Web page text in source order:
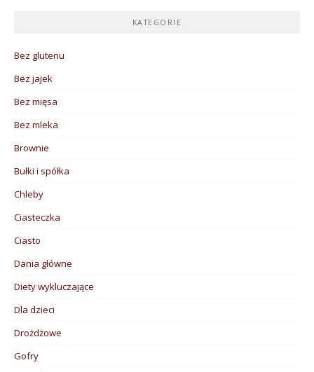
KATEGORIE
Bez glutenu
Bez jajek
Bez mięsa
Bez mleka
Brownie
Bułki i spółka
Chleby
Ciasteczka
Ciasto
Dania główne
Diety wykluczające
Dla dzieci
Drożdżowe
Gofry